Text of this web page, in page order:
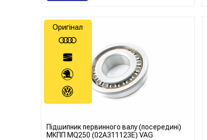
Підшипник первинного валу (посередині)
МКПП MQ250 (02A311123E) VAG
Оригінал